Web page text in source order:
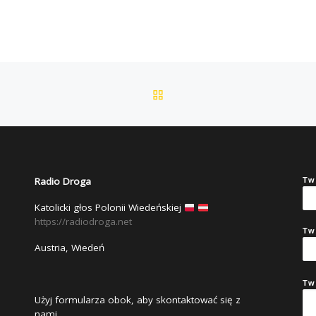
Radio Droga
Katolicki głos Polonii Wiedeńskiej
https://radiodroga.net
Austria, Wiedeń
Użyj formularza obok, aby skontaktować się z